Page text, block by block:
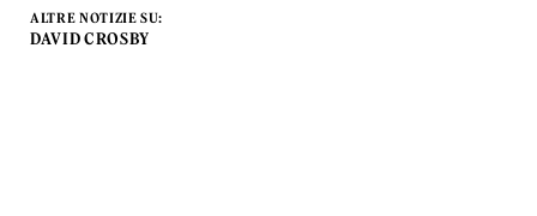
ALTRE NOTIZIE SU:
DAVID CROSBY